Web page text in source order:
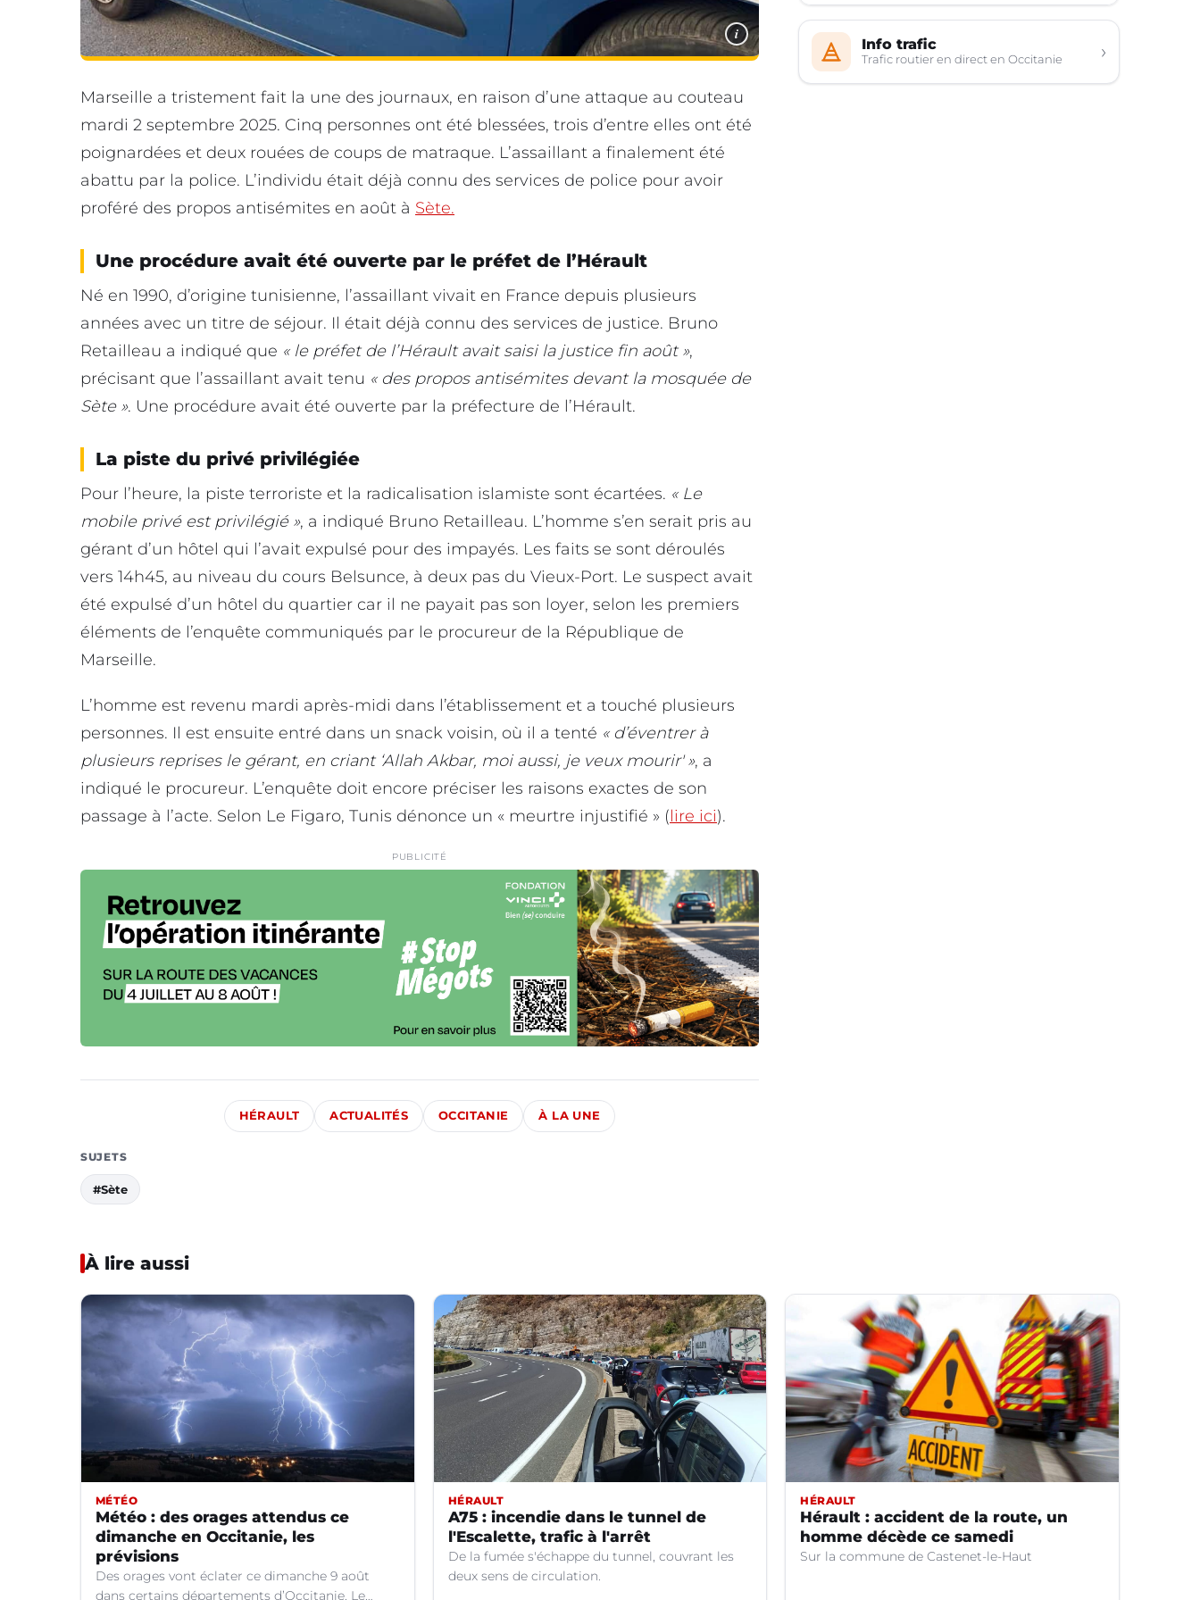
i
Marseille a tristement fait la une des journaux, en raison d’une attaque au couteau
mardi 2 septembre 2025. Cinq personnes ont été blessées, trois d’entre elles ont été
poignardées et deux rouées de coups de matraque. L’assaillant a finalement été
abattu par la police. L’individu était déjà connu des services de police pour avoir
proféré des propos antisémites en août à Sète.
Une procédure avait été ouverte par le préfet de l’Hérault
Né en 1990, d’origine tunisienne, l’assaillant vivait en France depuis plusieurs
années avec un titre de séjour. Il était déjà connu des services de justice. Bruno
Retailleau a indiqué que « le préfet de l’Hérault avait saisi la justice fin août »,
précisant que l’assaillant avait tenu « des propos antisémites devant la mosquée de
Sète ». Une procédure avait été ouverte par la préfecture de l’Hérault.
La piste du privé privilégiée
Pour l’heure, la piste terroriste et la radicalisation islamiste sont écartées. « Le
mobile privé est privilégié », a indiqué Bruno Retailleau. L’homme s’en serait pris au
gérant d’un hôtel qui l’avait expulsé pour des impayés. Les faits se sont déroulés
vers 14h45, au niveau du cours Belsunce, à deux pas du Vieux-Port. Le suspect avait
été expulsé d’un hôtel du quartier car il ne payait pas son loyer, selon les premiers
éléments de l’enquête communiqués par le procureur de la République de
Marseille.
L’homme est revenu mardi après-midi dans l’établissement et a touché plusieurs
personnes. Il est ensuite entré dans un snack voisin, où il a tenté « d’éventrer à
plusieurs reprises le gérant, en criant ‘Allah Akbar, moi aussi, je veux mourir' », a
indiqué le procureur. L’enquête doit encore préciser les raisons exactes de son
passage à l’acte. Selon Le Figaro, Tunis dénonce un « meurtre injustifié » (lire ici).
PUBLICITÉ
HÉRAULT ACTUALITÉS OCCITANIE À LA UNE
SUJETS
#Sète
Info trafic
Trafic routier en direct en Occitanie ›
À lire aussi
MÉTÉO
Météo : des orages attendus ce
dimanche en Occitanie, les
prévisions
Des orages vont éclater ce dimanche 9 août
dans certains départements d’Occitanie. Le
HÉRAULT
A75 : incendie dans le tunnel de
l'Escalette, trafic à l'arrêt
De la fumée s'échappe du tunnel, couvrant les
deux sens de circulation.
HÉRAULT
Hérault : accident de la route, un
homme décède ce samedi
Sur la commune de Castenet-le-Haut